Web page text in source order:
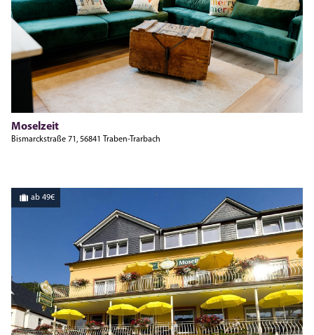
Moselzeit
Bismarckstraße 71, 56841 Traben-Trarbach
ab 49€